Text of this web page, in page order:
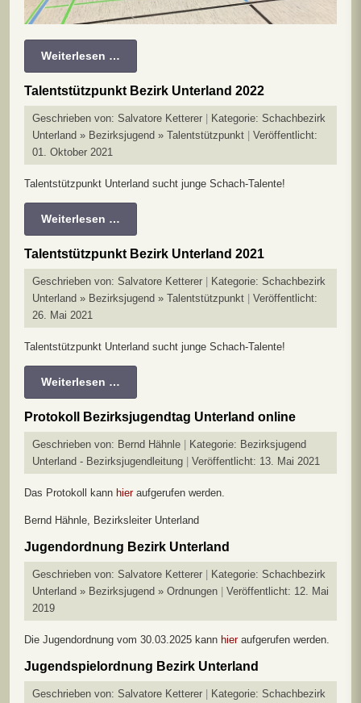
Weiterlesen …
Talentstützpunkt Bezirk Unterland 2022
Geschrieben von: Salvatore Ketterer Kategorie: Schachbezirk
Unterland » Bezirksjugend » Talentstützpunkt
Veröffentlicht:
01. Oktober 2021
Talentstützpunkt Unterland sucht junge Schach-Talente!
Weiterlesen …
Talentstützpunkt Bezirk Unterland 2021
Geschrieben von: Salvatore Ketterer Kategorie: Schachbezirk
Unterland » Bezirksjugend » Talentstützpunkt
Veröffentlicht:
26. Mai 2021
Talentstützpunkt Unterland sucht junge Schach-Talente!
Weiterlesen …
Protokoll Bezirksjugendtag Unterland online
Geschrieben von: Bernd Hähnle Kategorie: Bezirksjugend
Unterland - Bezirksjugendleitung
Veröffentlicht: 13. Mai 2021
Das Protokoll kann hieraufgerufen werden.
Bernd Hähnle, Bezirksleiter Unterland
Jugendordnung Bezirk Unterland
Geschrieben von: Salvatore Ketterer Kategorie: Schachbezirk
Unterland » Bezirksjugend » Ordnungen
Veröffentlicht: 12. Mai
2019
Die Jugendordnung vom 30.03.2025 kann hier aufgerufen werden.
Jugendspielordnung Bezirk Unterland
Geschrieben von: Salvatore Ketterer Kategorie: Schachbezirk